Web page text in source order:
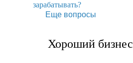
зарабатывать?
Еще вопросы
Хороший бизнес